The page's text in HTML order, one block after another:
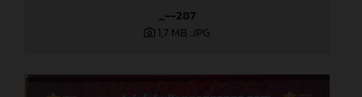
_--287
1,7 MB .JPG